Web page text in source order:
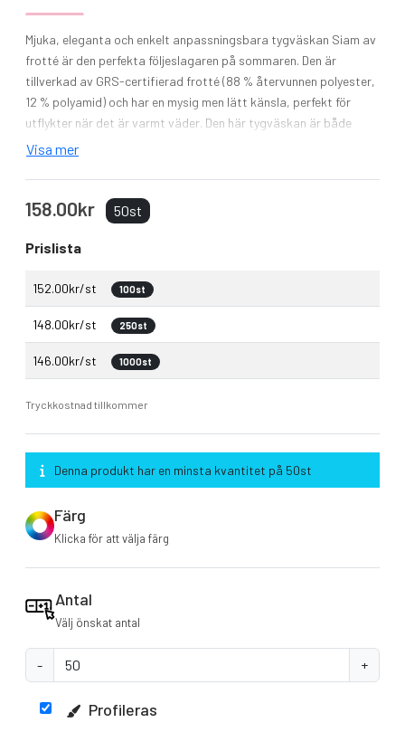
Mjuka, eleganta och enkelt anpassningsbara tygväskan Siam av
frotté är den perfekta följeslagaren på sommaren. Den är
tillverkad av GRS-certifierad frotté (88 % återvunnen polyester,
12 % polyamid) och har en mysig men lätt känsla, perfekt för
utflykter när det är varmt väder. Den här tygväskan är både
praktisk och elegant och har designats med ett 27 cm långt
liter. Oavsett om du är på väg till stranden, promenerar genom
staden eller uträttar ärenden ger väskan Siam av frotté en
avslappnad men ändå elegant känsla till alla looks.
Visa mer
158.00kr 50st
Prislista
152.00kr/st 100st
148.00kr/st 250st
146.00kr/st 1000st
Tryckkostnad tillkommer
Denna produkt har en minsta kvantitet på 50st
Färg
Klicka för att välja färg
Antal
Välj önskat antal
- +
Profileras